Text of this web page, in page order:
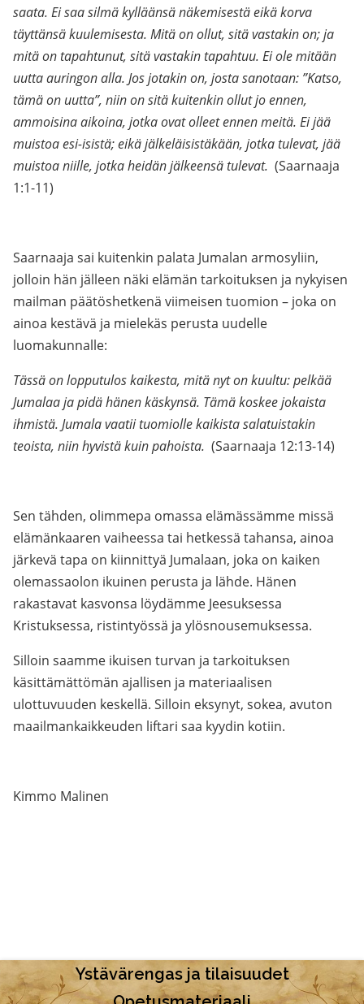
saata. Ei saa silmä kylläänsä näkemisestä eikä korva
täyttänsä kuulemisesta. Mitä on ollut, sitä vastakin on; ja
mitä on tapahtunut, sitä vastakin tapahtuu. Ei ole mitään
uutta auringon alla. Jos jotakin on, josta sanotaan: ”Katso,
tämä on uutta”, niin on sitä kuitenkin ollut jo ennen,
ammoisina aikoina, jotka ovat olleet ennen meitä. Ei jää
muistoa esi-isistä; eikä jälkeläisistäkään, jotka tulevat, jää
muistoa niille, jotka heidän jälkeensä tulevat. (Saarnaaja
1:1-11)
Saarnaaja sai kuitenkin palata Jumalan armosyliin,
jolloin hän jälleen näki elämän tarkoituksen ja nykyisen
mailman päätöshetkenä viimeisen tuomion – joka on
ainoa kestävä ja mielekäs perusta uudelle
luomakunnalle:
Tässä on lopputulos kaikesta, mitä nyt on kuultu: pelkää
Jumalaa ja pidä hänen käskynsä. Tämä koskee jokaista
ihmistä. Jumala vaatii tuomiolle kaikista salatuistakin
teoista, niin hyvistä kuin pahoista. (Saarnaaja 12:13-14)
Sen tähden, olimmepa omassa elämässämme missä
elämänkaaren vaiheessa tai hetkessä tahansa, ainoa
järkevä tapa on kiinnittyä Jumalaan, joka on kaiken
olemassaolon ikuinen perusta ja lähde. Hänen
rakastavat kasvonsa löydämme Jeesuksessa
Kristuksessa, ristintyössä ja ylösnousemuksessa.
Silloin saamme ikuisen turvan ja tarkoituksen
käsittämättömän ajallisen ja materiaalisen
ulottuvuuden keskellä. Silloin eksynyt, sokea, avuton
maailmankaikkeuden liftari saa kyydin kotiin.
Kimmo Malinen
Ystävärengas ja tilaisuudet